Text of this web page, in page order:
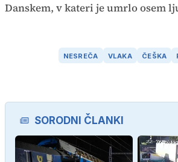
Danskem, v kateri je umrlo osem
NESREČA VLAKA ČEŠKA
SORODNI ČLANKI